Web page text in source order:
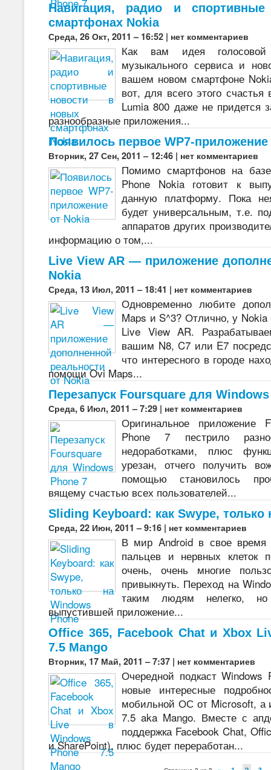
Навигация, радио и
смартфонах Nokia
Среда, 26 Окт, 2011 – 16:52 | нет комментариев
Как вам идея голосовой
музыкального сервиса и
вашем новом смартфоне
вот, для всего этого
Lumia 800 даже не придется
разнообразные приложения...
Появилось первое WP7-приложение
Вторник, 27 Сен, 2011 – 12:46 | нет комментариев
Помимо смартфонов на
Phone Nokia готовит к
данную платформу. Пока
будет универсальным, т.е.
аппаратов других
информацию о том,...
Live View AR — приложение
Nokia
Среда, 13 Июл, 2011 – 18:41 | нет комментариев
Одновременно любите
Maps и S^3? Отлично, у
Live View AR.
вашим N8, C7 или E7
что интересного в городе
помощи Ovi Maps...
Перезапуск Foursquare для
Среда, 6 Июл, 2011 – 7:29 | нет комментариев
Оригинальное приложение
Phone 7 пестрило
недоработками, плюс
урезан, отчего получить
помощью становилось
вящему счастью всех пользователей...
Sliding Keyboard: как Swype, только
Среда, 22 Июн, 2011 – 9:16 | нет комментариев
В мир Android в свое время
пальцев и нервных клеток
очень, очень многие
привыкнуть. Переход на
таким людям нелегко,
выпустившей приложение...
Office 365, Facebook Chat и Xbox
7.5 Mango
Вторник, 17 Май, 2011 – 7:37 | нет комментариев
Очередной подкаст
новые интересные
мобильной ОС от Microsoft,
7.5 aka Mango. Вместе с
поддержка Facebook Chat,
и SharePoint), плюс будет переработан...